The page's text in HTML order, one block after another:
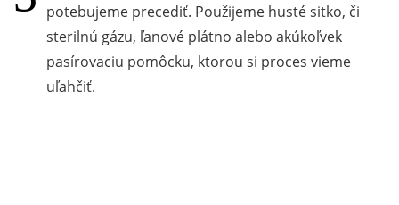
potebujeme precediť. Použijeme husté sitko, či
sterilnú gázu, ľanové plátno alebo akúkoľvek
pasírovaciu pomôcku, ktorou si proces vieme
uľahčiť.